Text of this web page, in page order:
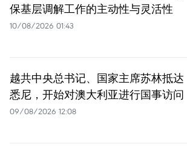
保基层调解工作的主动性与灵活性
10/08/2026 01:43
越共中央总书记、国家主席苏林抵达
悉尼，开始对澳大利亚进行国事访问
09/08/2026 12:08